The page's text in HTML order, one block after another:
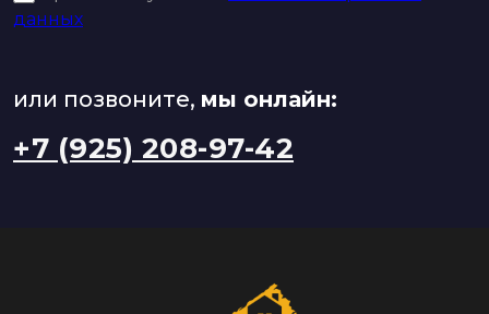
данных
или позвоните, мы онлайн:
+7 (925) 208-97-42